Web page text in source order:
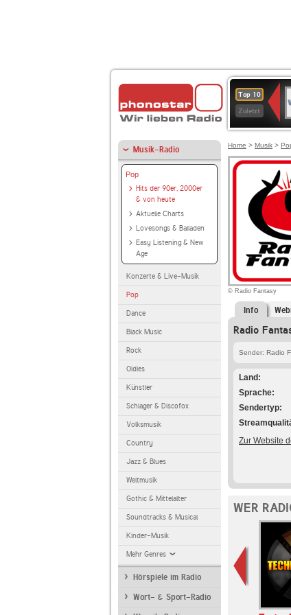
Top 10
Zuletzt
4
Musik-Radio
Pop
Hits der 90er, 2000er
& von heute
Aktuelle Charts
Lovesongs & Balladen
Easy Listening & New
Age
Konzerte & Live-Musik
Pop
Dance
Black Music
Rock
Oldies
Künstler
Schlager & Discofox
Volksmusik
Country
Jazz & Blues
Weltmusik
Gothic & Mittelalter
Soundtracks & Musical
Kinder-Musik
Mehr Genres
Hörspiele im Radio
Wort- & Sport-Radio
Home > Musik >
© Radio Fantasy
Info
Radio
Sender: Radio
Land
Sprache
Sendertyp
Zur Website
WER